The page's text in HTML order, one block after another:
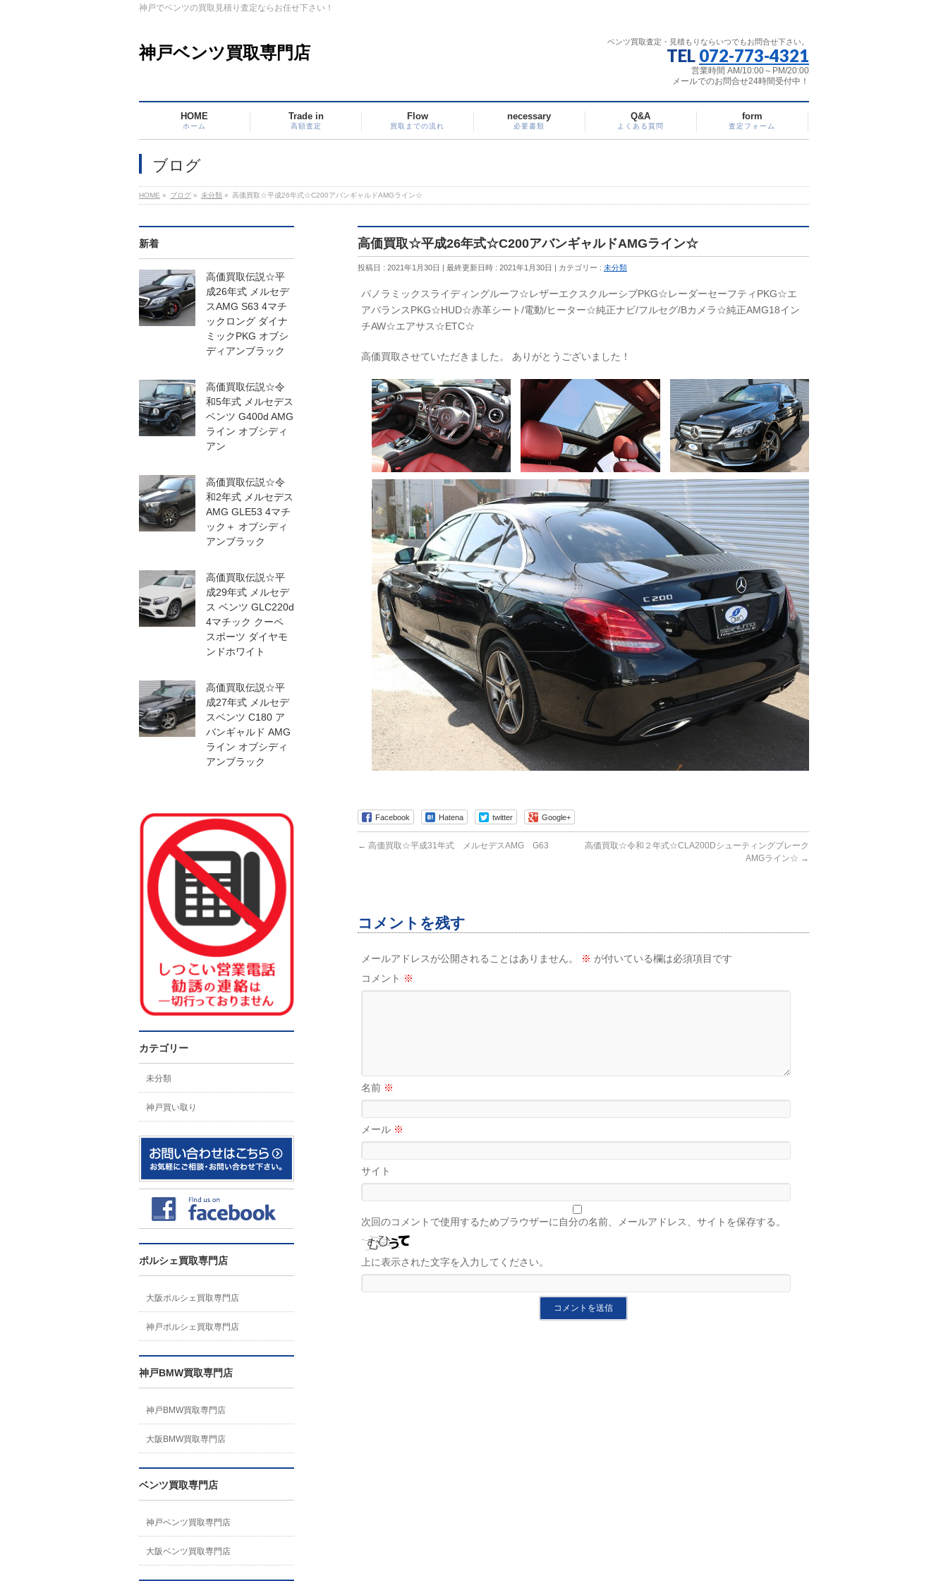
神戸でベンツの買取見積り査定ならお任せ下さい！
神戸ベンツ買取専門店
ベンツ買取査定・見積もりならいつでもお問合せ下さい。
TEL 072-773-4321
営業時間 AM/10:00～PM/20:00
メールでのお問合せ24時間受付中！
HOME
ホーム
Trade in
高額査定
Flow
買取までの流れ
necessary
必要書類
Q&A
よくある質問
form
査定フォーム
ブログ
HOME » ブログ » 未分類 » 高価買取☆平成26年式☆C200アバンギャルドAMGライン☆
高価買取☆平成26年式☆C200アバンギャルドAMGライン☆
投稿日 : 2021年1月30日 最終更新日時 : 2021年1月30日 カテゴリー : 未分類
パノラミックスライディングルーフ☆レザーエクスクルーシブPKG☆レーダーセーフティPKG☆エ
アバランスPKG☆HUD☆赤革シート/電動/ヒーター☆純正ナビ/フルセグ/Bカメラ☆純正AMG18イン
チAW☆エアサス☆ETC☆
高価買取させていただきました。 ありがとうございました！
Facebook Hatena twitter Google+
← 高価買取☆平成31年式 メルセデスAMG G63
高価買取☆令和２年式☆CLA200Dシューティングブレーク
AMGライン☆ →
コメントを残す
メールアドレスが公開されることはありません。 ※ が付いている欄は必須項目です
コメント ※
名前 ※
メール ※
サイト
次回のコメントで使用するためブラウザーに自分の名前、メールアドレス、サイトを保存する。
上に表示された文字を入力してください。
新着
高価買取伝説☆平
成26年式 メルセデ
スAMG S63 4マチ
ックロング ダイナ
ミックPKG オブシ
ディアンブラック
高価買取伝説☆令
和5年式 メルセデス
ベンツ G400d AMG
ライン オブシディ
アン
高価買取伝説☆令
和2年式 メルセデス
AMG GLE53 4マチ
ック＋ オブシディ
アンブラック
高価買取伝説☆平
成29年式 メルセデ
ス ベンツ GLC220d
4マチック クーペ
スポーツ ダイヤモ
ンドホワイト
高価買取伝説☆平
成27年式 メルセデ
スベンツ C180 ア
バンギャルド AMG
ライン オブシディ
アンブラック
カテゴリー
未分類
神戸買い取り
ポルシェ買取専門店
大阪ポルシェ買取専門店
神戸ポルシェ買取専門店
神戸BMW買取専門店
神戸BMW買取専門店
大阪BMW買取専門店
ベンツ買取専門店
神戸ベンツ買取専門店
大阪ベンツ買取専門店